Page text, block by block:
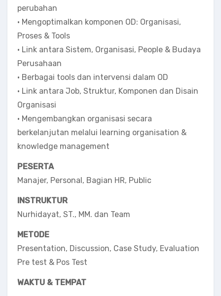
perubahan
• Mengoptimalkan komponen OD: Organisasi,
Proses & Tools
• Link antara Sistem, Organisasi, People & Budaya
Perusahaan
• Berbagai tools dan intervensi dalam OD
• Link antara Job, Struktur, Komponen dan Disain
Organisasi
• Mengembangkan organisasi secara
berkelanjutan melalui learning organisation &
knowledge management
PESERTA
Manajer, Personal, Bagian HR, Public
INSTRUKTUR
Nurhidayat, ST., MM. dan Team
METODE
Presentation, Discussion, Case Study, Evaluation
Pre test & Pos Test
WAKTU & TEMPAT